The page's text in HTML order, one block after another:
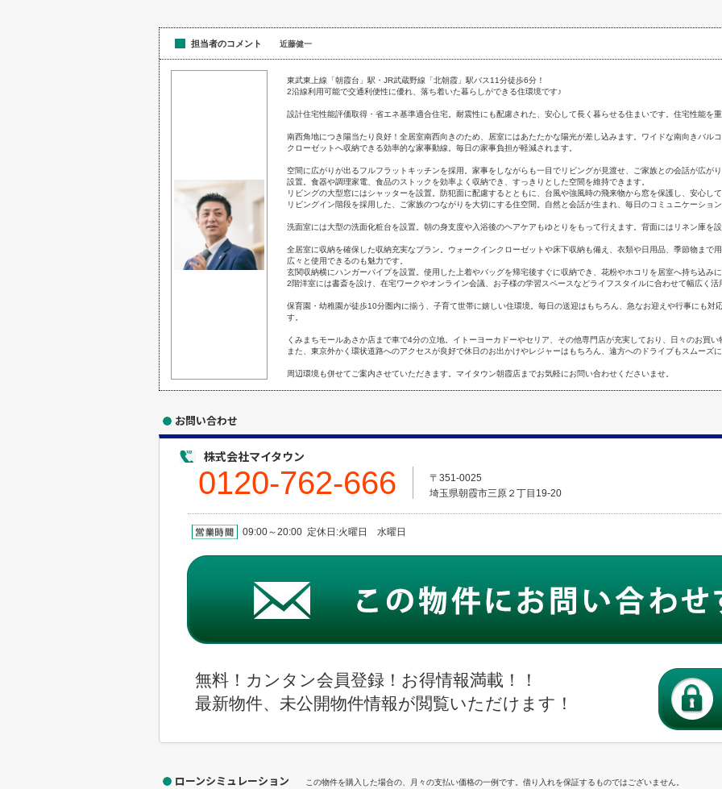
担当者のコメント 近藤健一
東武東上線「朝霞台」駅・JR武蔵野線「北朝霞」駅バス11分徒歩6分！
2沿線利用可能で交通利便性に優れ、落ち着いた暮らしができる住環境です♪
設計住宅性能評価取得・省エネ基準適合住宅。耐震性にも配慮された、安心して長く暮らせる住まいです。住宅性能を
南西角地につき陽当たり良好！全居室南西向きのため、居室にはあたたかな陽光が差し込みます。ワイドな南向きバル
クローゼットへ収納できる効率的な家事動線。毎日の家事負担が軽減されます。
空間に広がりが出るフルフラットキッチンを採用。家事をしながらも一目でリビングが見渡せ、ご家族との会話が広が
設置。食器や調理家電、食品のストックを効率よく収納でき、すっきりとした空間を維持できます。
リビングの大型窓にはシャッターを設置。防犯面に配慮するとともに、台風や強風時の飛来物から窓を保護し、安心し
リビングイン階段を採用した、ご家族のつながりを大切にする住空間。自然と会話が生まれ、毎日のコミュニケーショ
洗面室には大型の洗面化粧台を設置。朝の身支度や入浴後のヘアケアもゆとりをもって行えます。背面にはリネン庫を
全居室に収納を確保した収納充実なプラン。ウォークインクローゼットや床下収納も備え、衣類や日用品、季節物まで
広々と使用できるのも魅力です。
玄関収納横にハンガーパイプを設置。使用した上着やバッグを帰宅後すぐに収納でき、花粉やホコリを居室へ持ち込み
2階洋室には書斎を設け、在宅ワークやオンライン会議、お子様の学習スペースなどライフスタイルに合わせて幅広く
保育園・幼稚園が徒歩10分圏内に揃う、子育て世帯に嬉しい住環境。毎日の送迎はもちろん、急なお迎えや行事にも対
す。
くみまちモールあさか店まで車で4分の立地。イトーヨーカドーやセリア、その他専門店が充実しており、日々のお買
また、東京外かく環状道路へのアクセスが良好で休日のお出かけやレジャーはもちろん、遠方へのドライブもスムーズ
周辺環境も併せてご案内させていただきます。マイタウン朝霞店までお気軽にお問い合わせくださいませ。
お問い合わせ
株式会社マイタウン
0120-762-666
〒351-0025
埼玉県朝霞市三原２丁目19-20
09:00～20:00 定休日:火曜日 水曜日
無料！カンタン会員登録！お得情報満載！！
最新物件、未公開物件情報が閲覧いただけます！
ローンシミュレーション この物件を購入した場合の、月々の支払い価格の一例です。借り入れを保証するものではございません。